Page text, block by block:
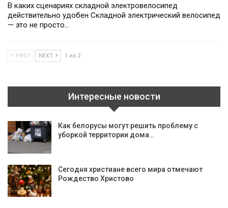
В каких сценариях складной электровелосипед
действительно удобен Складной электрический велосипед
— это не просто…
PREV NEXT 1 из 2
Интересные новости
Как белорусы могут решить проблему с
уборкой территории дома…
Сегодня христиане всего мира отмечают
Рождество Христово